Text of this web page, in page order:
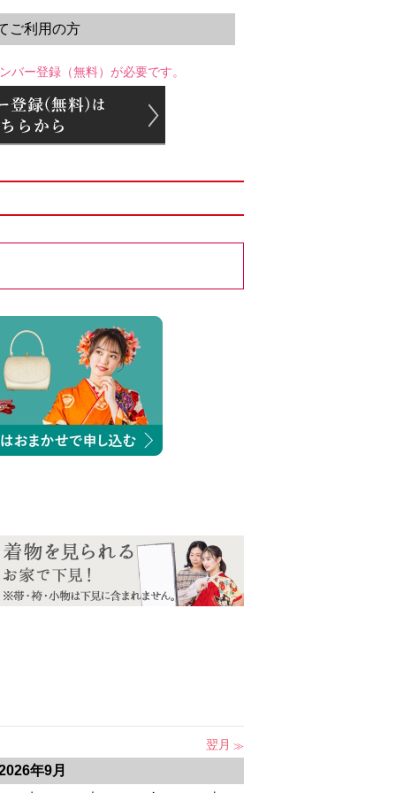
ご利用の方
バー登録（無料）が必要です。
翌月
年9月